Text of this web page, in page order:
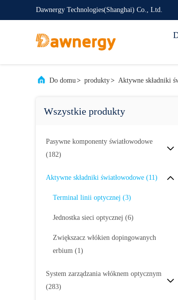
Dawnergy Technologies(Shanghai) Co., Ltd.
Do domu> produkty> Aktywne składniki
Wszystkie produkty
Pasywne komponenty światłowodowe
(182)
Aktywne składniki światłowodowe (11)
Terminal linii optycznej (3)
Jednostka sieci optycznej (6)
Zwiększacz włókien dopingowanych
erbium (1)
System zarządzania włóknem optycznym
(283)